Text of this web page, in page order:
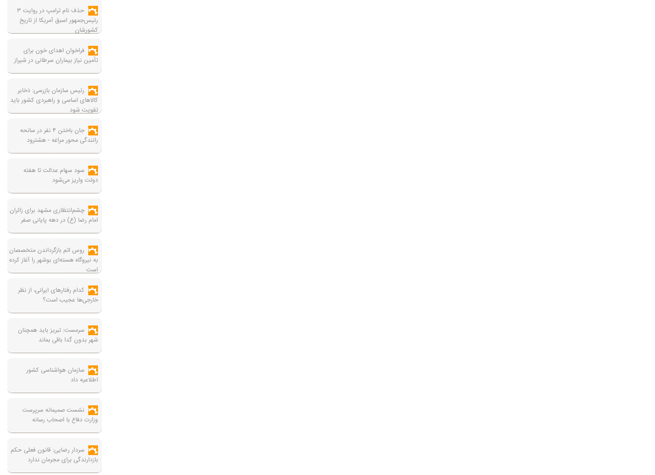
حذف نام ترامپ در روایت ۳
رئیس‌جمهور اسبق آمریکا از تاریخ
کشورشان
فراخوان اهدای خون برای
تأمین نیاز بیماران سرطانی در شیراز
رئیس سازمان بازرسی: ذخایر
کالاهای اساسی و راهبردی کشور باید
تقویت شود
جان باختن ۴ نفر در سانحه
رانندگی محور مراغه - هشترود
سود سهام عدالت تا هفته
دولت واریز می‌شود
چشم‌انتظاری مشهد برای زائران
امام رضا (ع) در دهه پایانی صفر
روس اتم بازگرداندن متخصصان
به نیروگاه هسته‌ای بوشهر را آغاز کرده
است
کدام رفتارهای ایرانی، از نظر
خارجی‌ها عجیب است؟
سرمست: تبریز باید همچنان
شهر بدون گدا باقی بماند
سازمان هواشناسی کشور
اطلاعیه داد
نشست صمیمانه سرپرست
وزارت دفاع با اصحاب رسانه
سردار رضایی: قانون فعلی حکم
بازدارندگی برای مجرمان ندارد